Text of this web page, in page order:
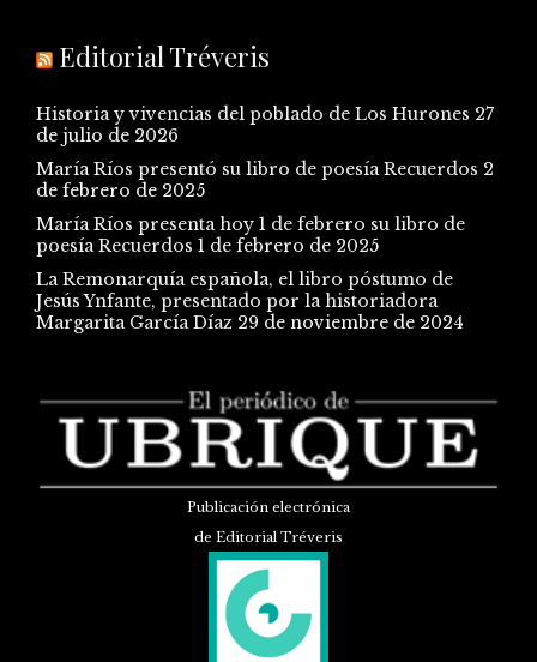
Editorial Tréveris
Historia y vivencias del poblado de Los Hurones 27
de julio de 2026
María Ríos presentó su libro de poesía Recuerdos 2
de febrero de 2025
María Ríos presenta hoy 1 de febrero su libro de
poesía Recuerdos 1 de febrero de 2025
La Remonarquía española, el libro póstumo de
Jesús Ynfante, presentado por la historiadora
Margarita García Díaz 29 de noviembre de 2024
Publicación electrónica
de Editorial Tréveris